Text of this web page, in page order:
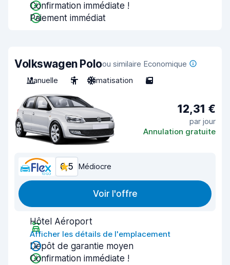
Confirmation immédiate !
Paiement immédiat
Volkswagen Poloou similaire Economique
Manuelle
5 Climatisation 5
12,31 €
par jour
Annulation gratuite
6,5 Médiocre
Voir l'offre
Hôtel Aéroport
Afficher les détails de l'emplacement
Dépôt de garantie moyen
Confirmation immédiate !